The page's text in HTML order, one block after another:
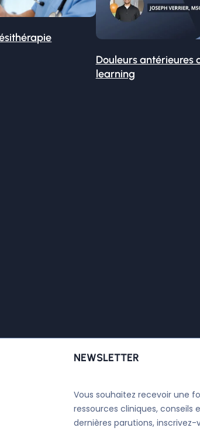
Douleurs antérieures
learning
NEWSLETTER
Vous souhaitez recevoir une
ressources cliniques,
dernières parutions, inscrivez-